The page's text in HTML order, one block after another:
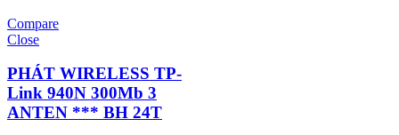
Compare
Close
PHÁT WIRELESS TP-
Link 940N 300Mb 3
ANTEN *** BH 24T